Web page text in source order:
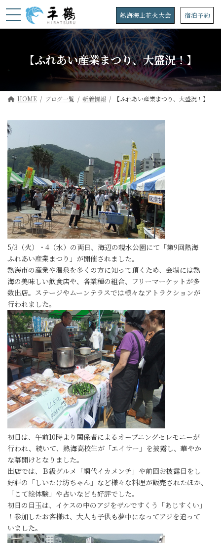
ン
プ
ビ
動
熱海海上花火大会 宿泊予約
【ふれあい産業まつり、大盛況！】
HOME ブログ一覧 新着情報 【ふれあい産業まつり、大盛況！】
5/3（火）・4（水）の両日、海辺の親水公園にて「第9回熱海
ふれあい産業まつり」が開催されました。
熱海市の産業や温泉を多くの方に知って頂くため、会場には熱
海の美味しい飲食店や、各業種の組合、フリーマーケットが多
数出店。ステージやムーンテラスでは様々なアトラクションが
行われました。
初日は、午前10時より関係者によるオープニングセレモニーが
行われ、続いて、熱海高校生が「エイサー」を披露し、華やか
な幕開けとなりました。
出店では、Ｂ級グルメ「網代イカメンチ」や前回お披露目をし
好評の「しいたけ坊ちゃん」など様々な料理が販売されたほか、
「こて絵体験」や占いなども好評でした。
初日の目玉は、イケスの中のアジをザルですくう「あじすくい」
！参加したお客様は、大人も子供も夢中になってアジを追って
いました。